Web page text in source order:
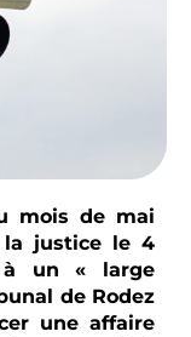
mois de mai
la justice le 4
à un « large
de Rodez
une affaire